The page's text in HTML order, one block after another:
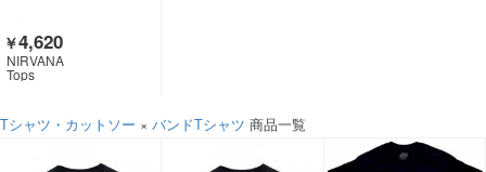
￥4,620
NIRVANA
Tops
Tシャツ・カットソー × バンドTシャツ 商品一覧